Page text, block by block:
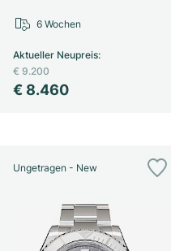
€ 8.460
Aktueller Neupreis:
€ 9.200
6 Wochen
Ungetragen - New